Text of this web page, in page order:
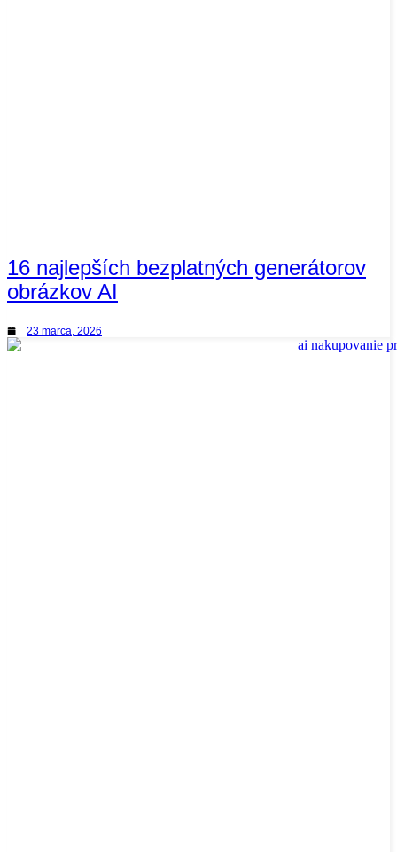
16 najlepších bezplatných generátorov
obrázkov AI
23 marca, 2026